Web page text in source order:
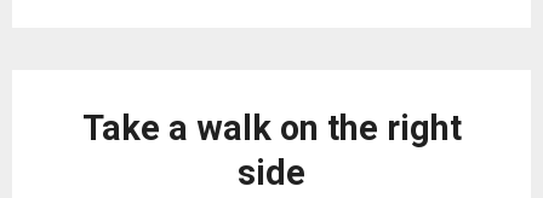
Take a walk on the right
side